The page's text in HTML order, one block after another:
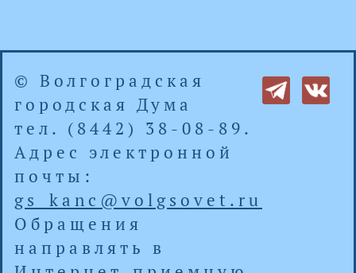
© Волгоградская
городская Дума
тел. (8442) 38-08-89.
Адрес электронной
почты:
gs_kanc@volgsovet.ru
Обращения
направлять в